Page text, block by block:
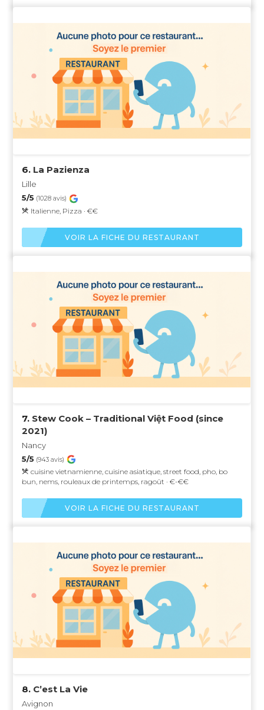
6. La Pazienza
Lille
5/5 (1028 avis)
Italienne, Pizza · €€
VOIR LA FICHE DU RESTAURANT
7. Stew Cook – Traditional Việt Food (since
2021)
Nancy
5/5 (943 avis)
cuisine vietnamienne, cuisine asiatique, street food, pho, bo
bun, nems, rouleaux de printemps, ragoût · €-€€
VOIR LA FICHE DU RESTAURANT
8. C’est La Vie
Avignon